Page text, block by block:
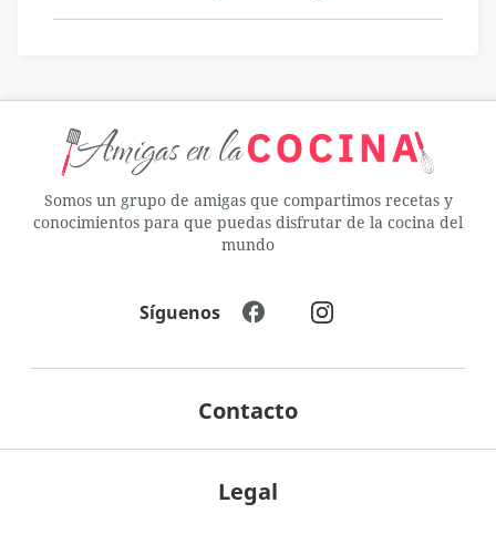
Somos un grupo de amigas que compartimos recetas y
conocimientos para que puedas disfrutar de la cocina del
mundo
Legal
Contacto
Síguenos